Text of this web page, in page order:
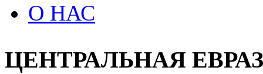
О НАС
ЦЕНТРАЛЬНАЯ